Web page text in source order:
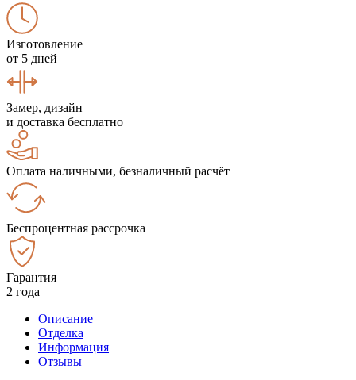
Изготовление
от 5 дней
Замер, дизайн
и доставка бесплатно
Оплата наличными, безналичный расчёт
Беспроцентная рассрочка
Гарантия
2 года
Описание
Отделка
Информация
Отзывы